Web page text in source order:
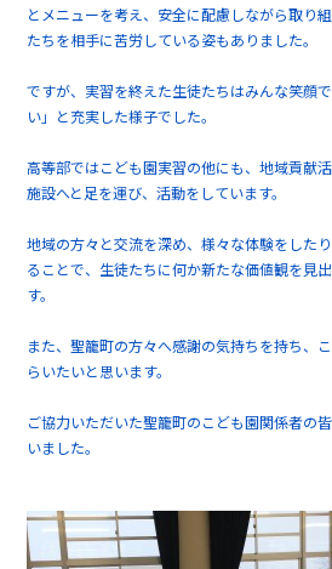
とメニューを考え、安全に配慮しながら取り
たちを相手に苦労している姿もありました。
ですが、実習を終えた生徒たちはみんな笑顔
い」と充実した様子でした。
高等部ではこども園実習の他にも、地域貢献
施設へと足を運び、活動をしています。
地域の方々と交流を深め、様々な体験をした
ることで、生徒たちに何か新たな価値観を見
す。
また、聖籠町の方々へ感謝の気持ちを持ち、
らいたいと思います。
ご協力いただいた聖籠町のこども園関係者の
いました。